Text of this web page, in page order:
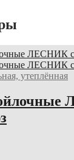
утеплённая